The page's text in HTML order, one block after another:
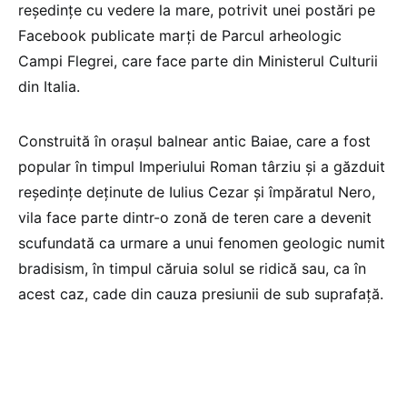
reședințe cu vedere la mare, potrivit unei postări pe
Facebook publicate marți de Parcul arheologic
Campi Flegrei, care face parte din Ministerul Culturii
din Italia.
Construită în orașul balnear antic Baiae, care a fost
popular în timpul Imperiului Roman târziu și a găzduit
reședințe deținute de Iulius Cezar și împăratul Nero,
vila face parte dintr-o zonă de teren care a devenit
scufundată ca urmare a unui fenomen geologic numit
bradisism, în timpul căruia solul se ridică sau, ca în
acest caz, cade din cauza presiunii de sub suprafață.